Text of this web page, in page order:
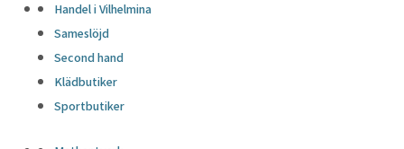
Handel i Vilhelmina
Sameslöjd
Second hand
Klädbutiker
Sportbutiker